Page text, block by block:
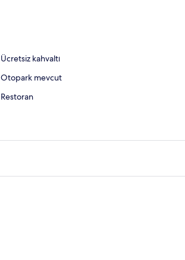
Ücretsiz kahvaltı
Otopark mevcut
Restoran